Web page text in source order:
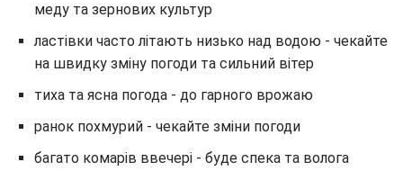
меду та зернових культур
ластівки часто літають низько над водою - чекайте
на швидку зміну погоди та сильний вітер
тиха та ясна погода - до гарного врожаю
ранок похмурий - чекайте зміни погоди
багато комарів ввечері - буде спека та волога